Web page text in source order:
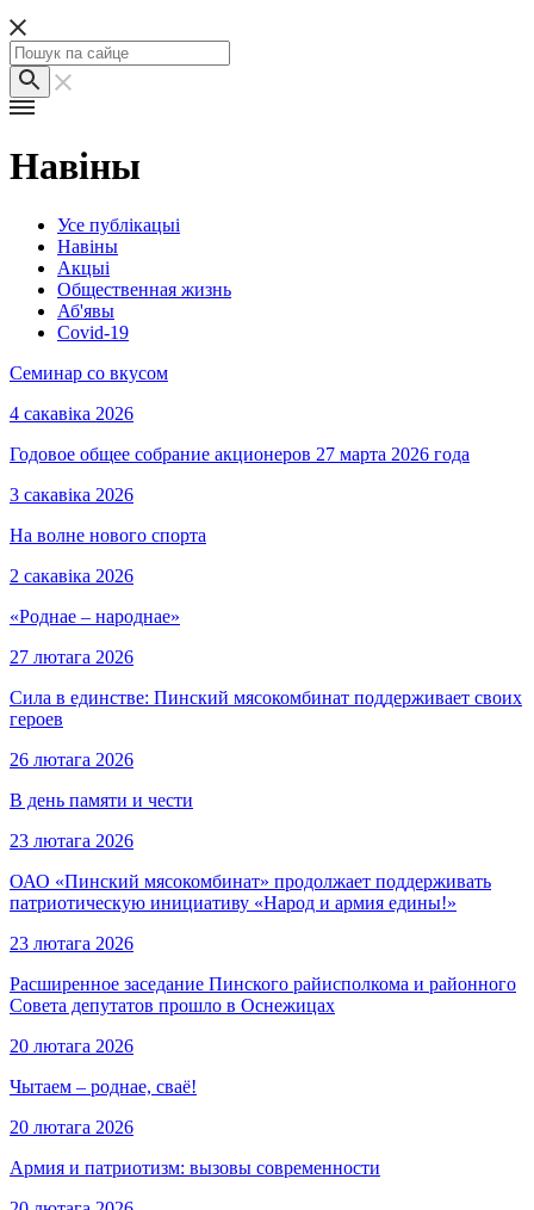
Навіны
Усе публікацыі
Навіны
Акцыі
Общественная жизнь
Аб'явы
Covid-19
Семинар со вкусом
4 сакавіка 2026
Годовое общее собрание акционеров 27 марта 2026 года
3 сакавіка 2026
На волне нового спорта
2 сакавіка 2026
«Роднае – народнае»
27 лютага 2026
Сила в единстве: Пинский мясокомбинат поддерживает своих
героев
26 лютага 2026
В день памяти и чести
23 лютага 2026
ОАО «Пинский мясокомбинат» продолжает поддерживать
патриотическую инициативу «Народ и армия едины!»
23 лютага 2026
Расширенное заседание Пинского райисполкома и районного
Совета депутатов прошло в Оснежицах
20 лютага 2026
Чытаем – роднае, сваё!
20 лютага 2026
Армия и патриотизм: вызовы современности